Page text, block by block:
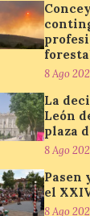
8 Ago
La
León
plaza
8 Ago
Pasen
el
8 Ago